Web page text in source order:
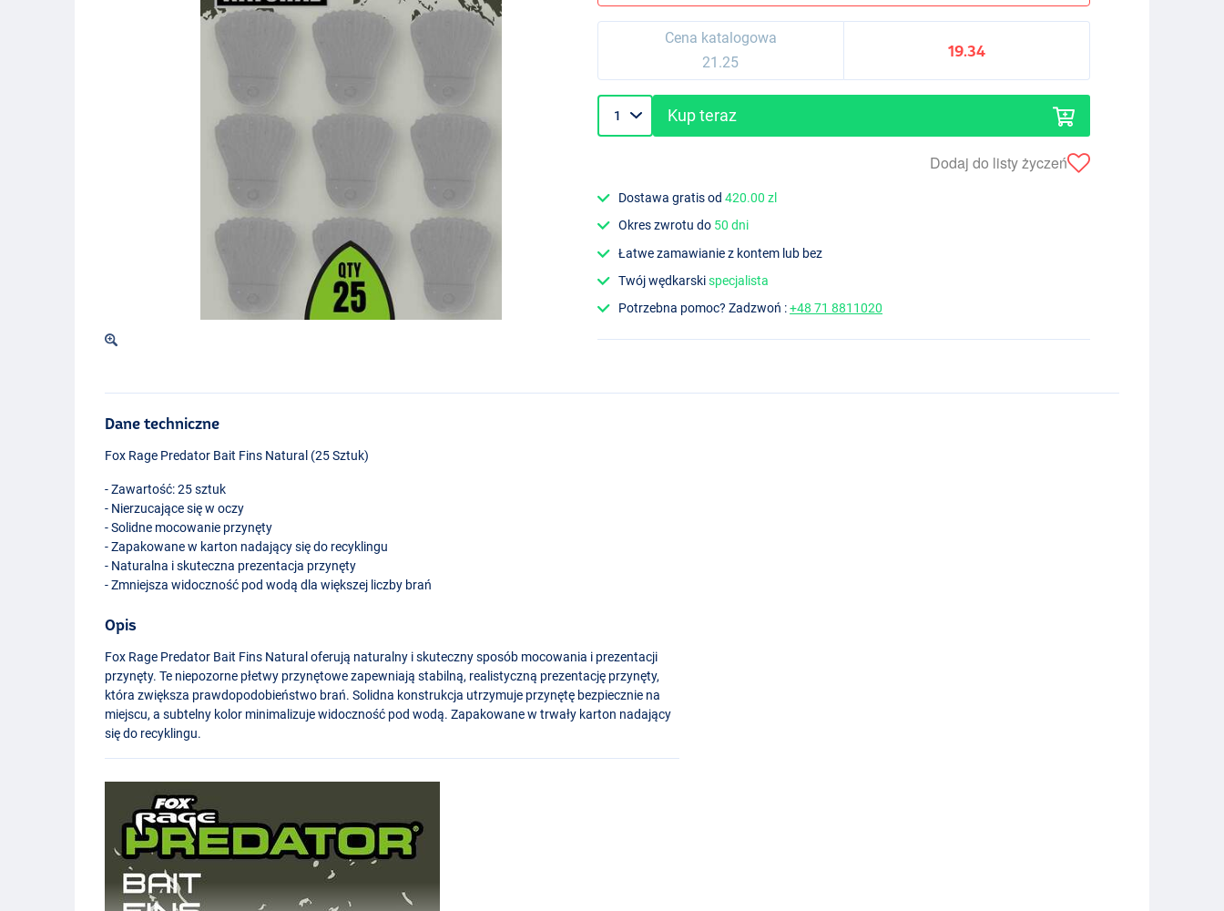
Cena katalogowa
21.25
19.34
Kup teraz
Dodaj do listy życzeń
Dostawa gratis od420.00 zl
Okres zwrotu do 50 dni
Łatwe zamawianie z kontem lub bez
Twój wędkarskispecjalista
Potrzebna pomoc? Zadzwoń :+48 71 8811020
Dane techniczne
Fox Rage Predator Bait Fins Natural (25 Sztuk)
- Zawartość: 25 sztuk
- Nierzucające się w oczy
- Solidne mocowanie przynęty
- Zapakowane w karton nadający się do recyklingu
- Naturalna i skuteczna prezentacja przynęty
- Zmniejsza widoczność pod wodą dla większej liczby brań
Opis
Fox Rage Predator Bait Fins Natural oferują naturalny i skuteczny sposób mocowania i prezentacji
przynęty. Te niepozorne płetwy przynętowe zapewniają stabilną, realistyczną prezentację przynęty,
która zwiększa prawdopodobieństwo brań. Solidna konstrukcja utrzymuje przynętę bezpiecznie na
miejscu, a subtelny kolor minimalizuje widoczność pod wodą. Zapakowane w trwały karton nadający
się do recyklingu.